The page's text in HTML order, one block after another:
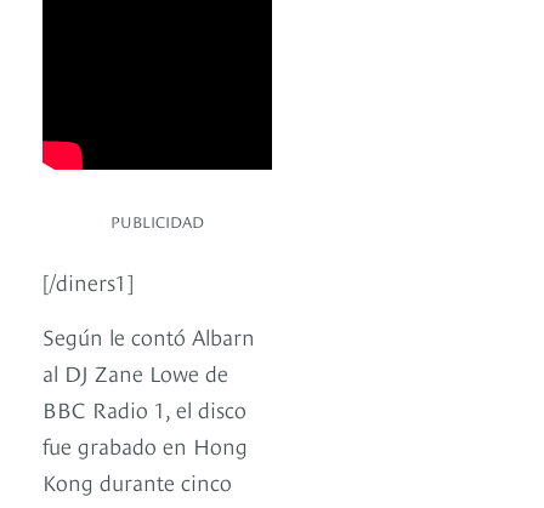
PUBLICIDAD
[/diners1]
Según le contó Albarn
al DJ Zane Lowe de
BBC Radio 1, el disco
fue grabado en Hong
Kong durante cinco